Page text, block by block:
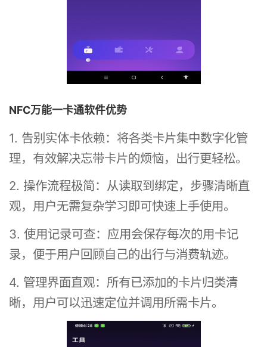
NFC万能一卡通软件优势
1. 告别实体卡依赖：将各类卡片集中数字化管
理，有效解决忘带卡片的烦恼，出行更轻松。
2. 操作流程极简：从读取到绑定，步骤清晰直
观，用户无需复杂学习即可快速上手使用。
3. 使用记录可查：应用会保存每次的用卡记
录，便于用户回顾自己的出行与消费轨迹。
4. 管理界面直观：所有已添加的卡片归类清
晰，用户可以迅速定位并调用所需卡片。